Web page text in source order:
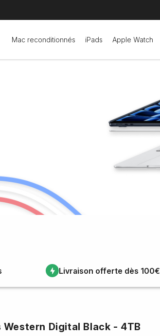
Mac reconditionnés iPads Apple Watch
Livraison offerte dès 100€
Digital Black - 4TB